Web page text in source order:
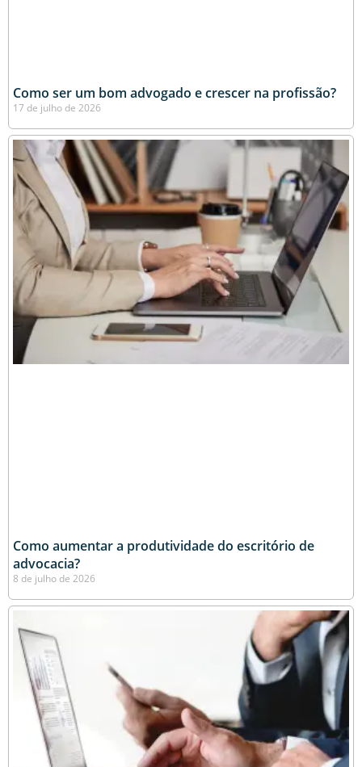
Como ser um bom advogado e crescer na profissão?
17 de julho de 2026
Como aumentar a produtividade do escritório de
advocacia?
8 de julho de 2026